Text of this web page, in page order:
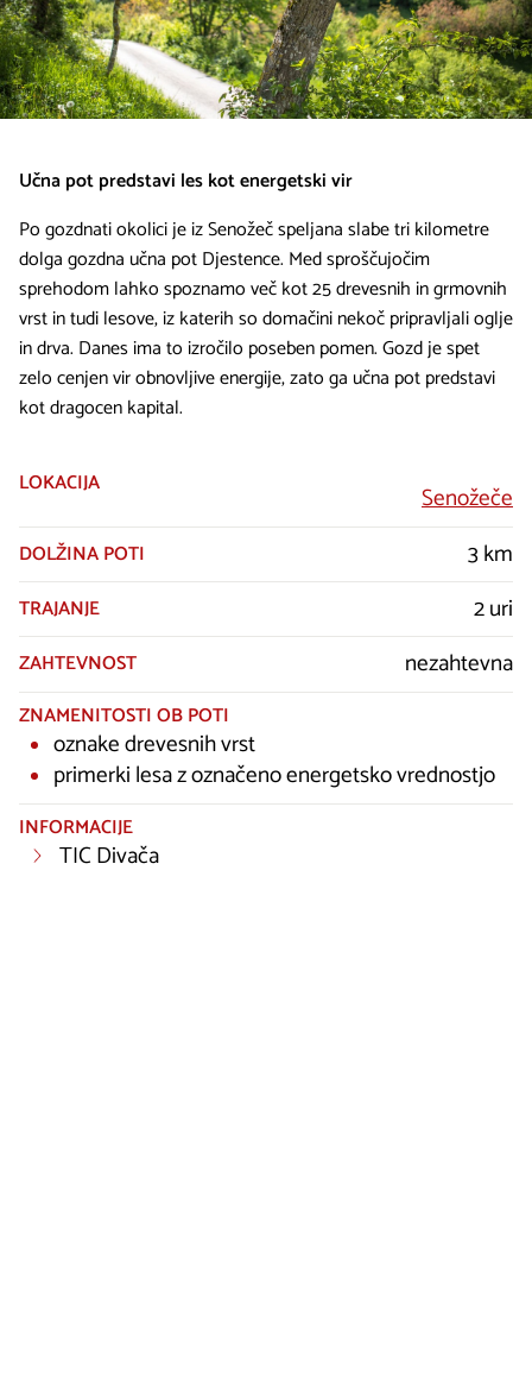
Učna pot predstavi les kot energetski vir
Po gozdnati okolici je iz Senožeč speljana slabe tri kilometre
dolga gozdna učna pot Djestence. Med sproščujočim
sprehodom lahko spoznamo več kot 25 drevesnih in grmovnih
vrst in tudi lesove, iz katerih so domačini nekoč pripravljali oglje
in drva. Danes ima to izročilo poseben pomen. Gozd je spet
zelo cenjen vir obnovljive energije, zato ga učna pot predstavi
kot dragocen kapital.
LOKACIJA Senožeče
DOLŽINA POTI 3 km
TRAJANJE 2 uri
ZAHTEVNOST nezahtevna
ZNAMENITOSTI OB POTI
oznake drevesnih vrst
primerki lesa z označeno energetsko vrednostjo
INFORMACIJE
TIC Divača